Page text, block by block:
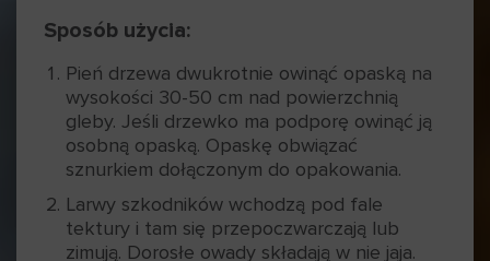
Sposób użycia:
Pień drzewa dwukrotnie owinąć opaską na
wysokości 30-50 cm nad powierzchnią
gleby. Jeśli drzewko ma podporę owinąć ją
osobną opaską. Opaskę obwiązać
sznurkiem dołączonym do opakowania.
Larwy szkodników wchodzą pod fale
tektury i tam się przepoczwarczają lub
zimują. Dorosłe owady składają w nie jaja.